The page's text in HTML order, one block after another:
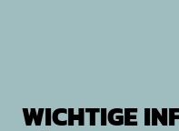
WICHTIGE